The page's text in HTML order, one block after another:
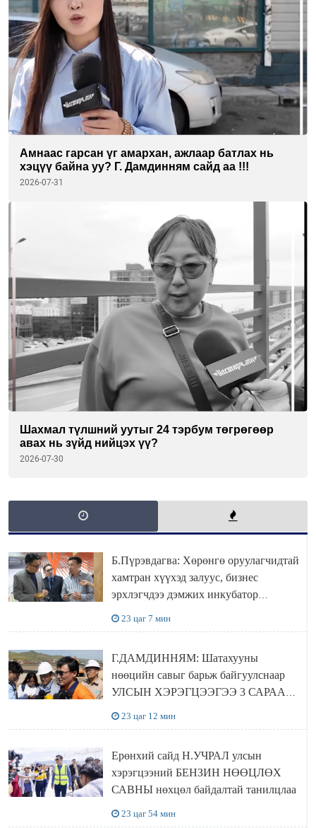
Амнаас гарсан үг амархан, ажлаар батлах нь
хэцүү байна уу? Г. Дамдинням сайд аа !!!
2026-07-31
Шахмал түлшний уутыг 24 тэрбум төгрөгөөр
авах нь зүйд нийцэх үү?
2026-07-30
Б.Пүрэвдагва: Хөрөнгө оруулагчидтай
хамтран хүүхэд залуус, бизнес
эрхлэгчдээ дэмжих инкубатор
23 цаг 7 мин
Г.ДАМДИННЯМ: Шатахууны
нөөцийн савыг барьж байгуулснаар
УЛСЫН ХЭРЭГЦЭЭГЭЭ 3 САРААР
23 цаг 12 мин
Ерөнхий сайд Н.УЧРАЛ улсын
хэрэгцээний БЕНЗИН НӨӨЦЛӨХ
САВНЫ нөхцөл байдалтай танилцлаа
23 цаг 54 мин